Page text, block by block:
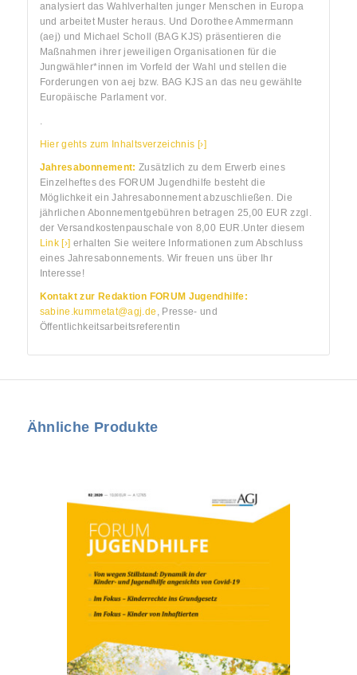
analysiert das Wahlverhalten junger Menschen in Europa
und arbeitet Muster heraus. Und Dorothee Ammermann
(aej) und Michael Scholl (BAG KJS) präsentieren die
Maßnahmen ihrer jeweiligen Organisationen für die
Jungwähler*innen im Vorfeld der Wahl und stellen die
Forderungen von aej bzw. BAG KJS an das neu gewählte
Europäische Parlament vor.
Hier gehts zum Inhaltsverzeichnis [›]
Jahresabonnement: Zusätzlich zu dem Erwerb eines
Einzelheftes des FORUM Jugendhilfe besteht die
Möglichkeit ein Jahresabonnement abzuschließen. Die
jährlichen Abonnementgebühren betragen 25,00 EUR zzgl.
der Versandkostenpauschale von 8,00 EUR.Unter diesem
Link [›] erhalten Sie weitere Informationen zum Abschluss
eines Jahresabonnements. Wir freuen uns über Ihr
Interesse!
Kontakt zur Redaktion FORUM Jugendhilfe:
sabine.kummetat@agj.de , Presse- und
Öffentlichkeitsarbeitsreferentin
Ähnliche Produkte